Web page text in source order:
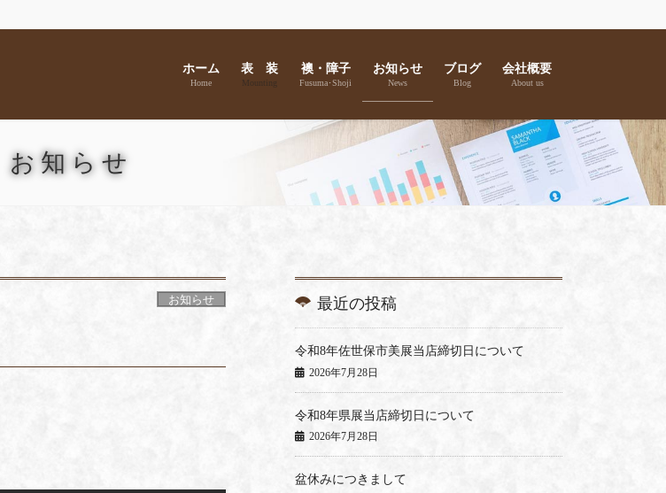
ホーム
Home
表 装
Mounting
襖・障子
Fusuma･Shoji
お知らせ
News
ブログ
Blog
会社概要
About us
お知らせ
お知らせ 最近の投稿
令和8年佐世保市美展当店締切日について
2026年7月28日
令和8年県展当店締切日について
2026年7月28日
盆休みにつきまして